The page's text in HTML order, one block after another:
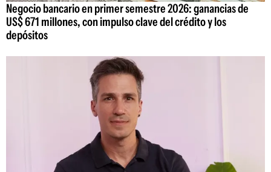
Negocio bancario en primer semestre 2026: ganancias de
US$ 671 millones, con impulso clave del crédito y los
depósitos